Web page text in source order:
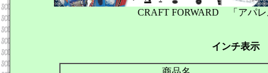
CRAFT FORWARD 「アパ
インチ表示